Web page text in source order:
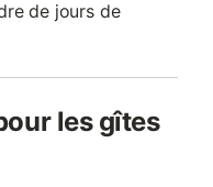
de jours de
les gîtes